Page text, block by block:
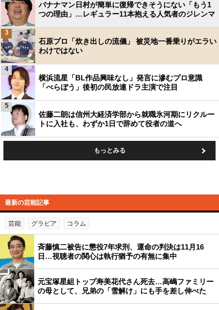
バナナマン日村が簡単に復帰できそうにない「もう1
つの理由」…レギュラー11本抱える人気者のジレンマ
石原プロ「炊き出しの流儀」 被災地一番乗りがエラい
わけではない
3
横浜流星「BL作品興味なし」発言に滲むプロ意識
「べらぼう」後初の民放連ドラ主演で注目
4
佐藤二朗は信州大経済学部から就職氷河期にリクルー
トに入社も、わずか1日で辞めて役者の道へ
5
もっとみる
最新の芸能記事
芸能 グラビア コラム
斉藤慎二被告に懲役7年求刑、運命の判決は11月16
日…視聴者の関心は執行猶予の有無に集中
元宝塚星組トップ寿美花代さん死去…高嶋ファミリー
の母として、兄弟の「雪解け」にも手を差し伸べた